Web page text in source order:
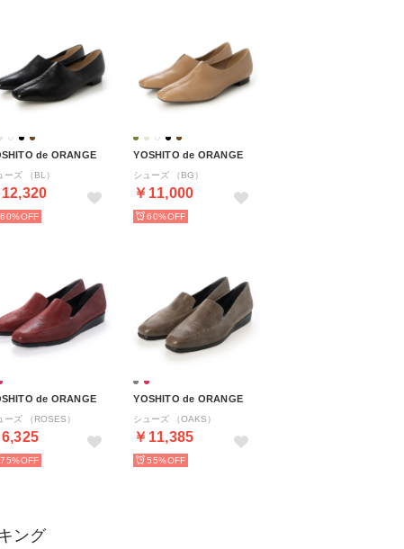
de ORANGE
ーズ （BL）
12,320
60%
YOSHITO de ORANGE
シューズ （BG）
￥11,000
60%
de ORANGE
ーズ （ROSES）
6,325
75%
YOSHITO de ORANGE
シューズ （OAKS）
￥11,385
55%
ング